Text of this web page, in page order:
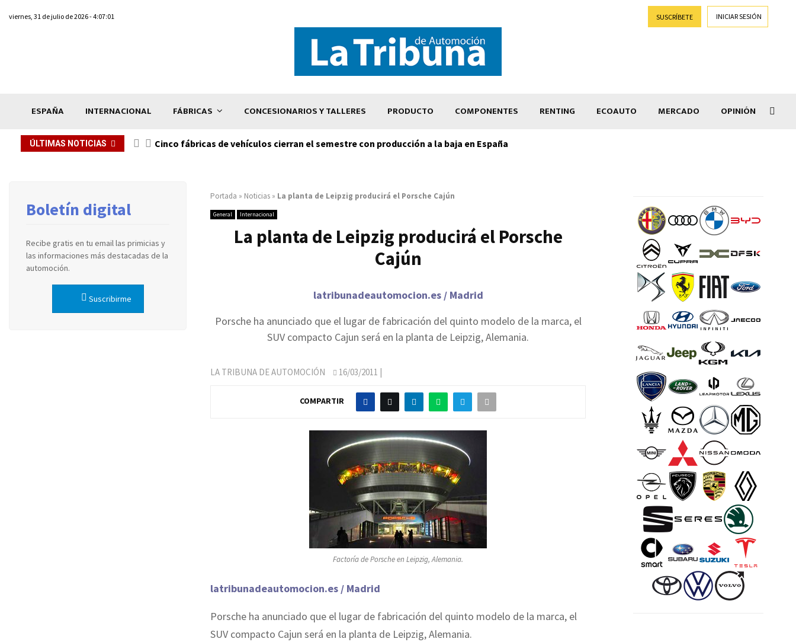
viernes, 31 de julio de 2026 - 4:07:01 SUSCRÍBETE INICIAR SESIÓN
ESPAÑA INTERNACIONAL FÁBRICAS CONCESIONARIOS Y TALLERES PRODUCTO COMPONENTES RENTING ECOAUTO MERCADO OPINIÓN
ÚLTIMAS NOTICIAS Cinco fábricas de vehículos cierran el semestre con producción a la baja en España
Portada » Noticias » La planta de Leipzig producirá el Porsche Cajún
General Internacional
La planta de Leipzig producirá el Porsche
Cajún
latribunadeautomocion.es / Madrid
Porsche ha anunciado que el lugar de fabricación del quinto modelo de la marca, el
SUV compacto Cajun será en la planta de Leipzig, Alemania.
LA TRIBUNA DE AUTOMOCIÓN 16/03/2011 |
COMPARTIR
Factoría de Porsche en Leipzig, Alemania.
latribunadeautomocion.es / Madrid
Porsche ha anunciado que el lugar de fabricación del quinto modelo de la marca, el
SUV compacto Cajun será en la planta de Leipzig, Alemania.
Boletín digital
Recibe gratis en tu email las primicias y
las informaciones más destacadas de la
automoción.
Suscribirme